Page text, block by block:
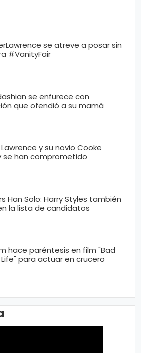
se atreve a posar sin
#VanityFair
se enfurece con
que ofendió a su mamá
y su novio Cooke
se han comprometido
Han Solo: Harry Styles también
la lista de candidatos
hace paréntesis en film "Bad
para actuar en crucero